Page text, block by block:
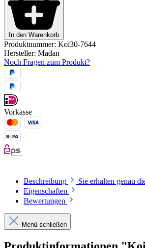
In den Warenkorb
Produktnummer: Koi30-7644
Hersteller: Madan
Noch Fragen zum Produkt?
Vorkasse
Beschreibung
Sie erhalten genau
Eigenschaften
Bewertungen
Menü schließen